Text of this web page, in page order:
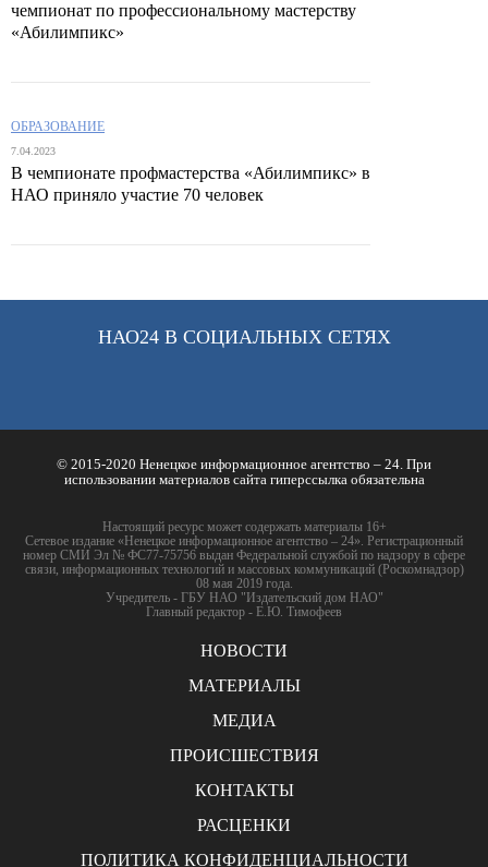
чемпионат по профессиональному мастерству
«Абилимпикс»
ОБРАЗОВАНИЕ
7.04.2023
В чемпионате профмастерства «Абилимпикс» в
НАО приняло участие 70 человек
НАО24 В СОЦИАЛЬНЫХ СЕТЯХ
© 2015-2020 Ненецкое информационное агентство – 24. При
использовании материалов сайта гиперссылка обязательна
Настоящий ресурс может содержать материалы 16+
Сетевое издание «Ненецкое информационное агентство – 24». Регистрационный
номер СМИ Эл № ФС77-75756 выдан Федеральной службой по надзору в сфере
связи, информационных технологий и массовых коммуникаций (Роскомнадзор)
08 мая 2019 года.
Учредитель - ГБУ НАО "Издательский дом НАО"
Главный редактор - Е.Ю. Тимофеев
НОВОСТИ
МАТЕРИАЛЫ
МЕДИА
ПРОИСШЕСТВИЯ
КОНТАКТЫ
РАСЦЕНКИ
ПОЛИТИКА КОНФИДЕНЦИАЛЬНОСТИ